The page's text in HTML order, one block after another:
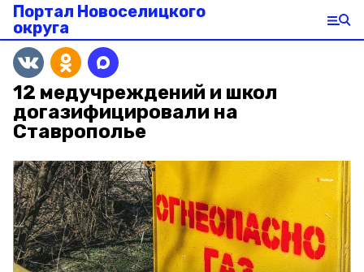
Портал Новоселицкого
округа
12 медучреждений и школ
догазифицировали на
Ставрополье